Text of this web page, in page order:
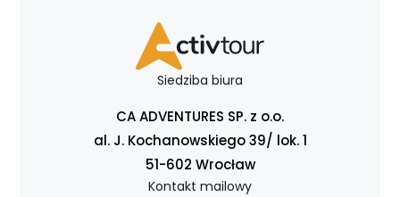
Siedziba biura
CA ADVENTURES SP. z o.o.
al. J. Kochanowskiego 39/ lok. 1
51-602 Wrocław
Kontakt mailowy